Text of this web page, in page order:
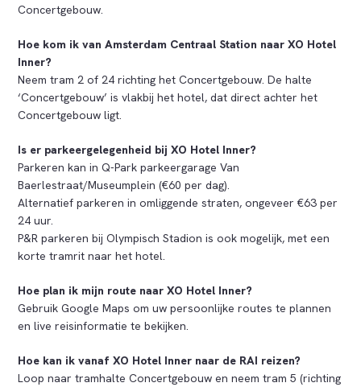
Concertgebouw.
Hoe kom ik van Amsterdam Centraal Station naar XO Hotel
Inner?
Neem tram 2 of 24 richting het Concertgebouw. De halte
‘Concertgebouw’ is vlakbij het hotel, dat direct achter het
Concertgebouw ligt.
Is er parkeergelegenheid bij XO Hotel Inner?
Parkeren kan in Q-Park parkeergarage Van
Baerlestraat/Museumplein (€60 per dag).
Alternatief parkeren in omliggende straten, ongeveer €63 per
24 uur.
P&R parkeren bij Olympisch Stadion is ook mogelijk, met een
korte tramrit naar het hotel.
Hoe plan ik mijn route naar XO Hotel Inner?
Gebruik Google Maps om uw persoonlijke routes te plannen
en live reisinformatie te bekijken.
Hoe kan ik vanaf XO Hotel Inner naar de RAI reizen?
Loop naar tramhalte Concertgebouw en neem tram 5 (richting